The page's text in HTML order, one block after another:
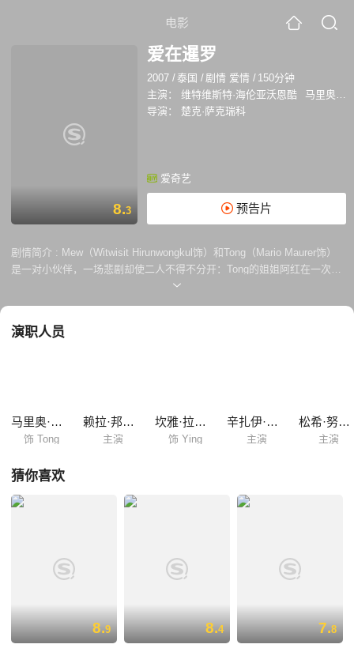
电影
8.3
爱在暹罗
2007 / 泰国 /剧情 爱情 / 150分钟
主演：
维特维斯特·海伦亚沃恩酷
马里奥·毛瑞尔
导演：
楚克·萨克瑞科
爱奇艺
预告片
剧情简介 : Mew（Witwisit Hirunwongkul饰）和Tong（Mario Maurer饰）
是一对小伙伴，一场悲剧却使二人不得不分开：Tong的姐姐阿红在一次野
外旅行中不幸失踪，Tong的父母迅速决定离开这个伤心地。 几年后，长
欢乐，爸爸因为过度思念死去的女儿，整日借酒浇愁。重逢后，时间就像
中，亦因此得以重新审视这份感情。
演职人员
马里奥·毛瑞尔
饰 Tong
赖拉·邦雅淑
主演
坎雅·拉坦娜佩琦
饰 Ying
辛扎伊·本班尼
主演
松希·努诺卡空希
主演
猜你喜欢
8.9 8.4 7.8